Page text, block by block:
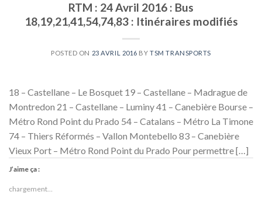
RTM : 24 Avril 2016 : Bus
18,19,21,41,54,74,83 : Itinéraires modifiés
POSTED ON 23 AVRIL 2016 BYTSM TRANSPORTS
18 – Castellane – Le Bosquet 19 – Castellane – Madrague de
Montredon 21 – Castellane – Luminy 41 – Canebière Bourse –
Métro Rond Point du Prado 54 – Catalans – Métro La Timone
74 – Thiers Réformés – Vallon Montebello 83 – Canebière
Vieux Port – Métro Rond Point du Prado Pour permettre […]
J’aime ça :
chargement…